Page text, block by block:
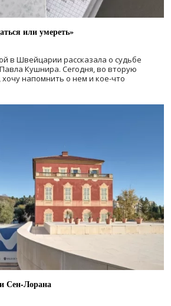
или умереть»
в Швейцарии рассказала о судьбе
Кушнира. Сегодня, во вторую
напомнить о нем и кое-что
Сен-Лорана